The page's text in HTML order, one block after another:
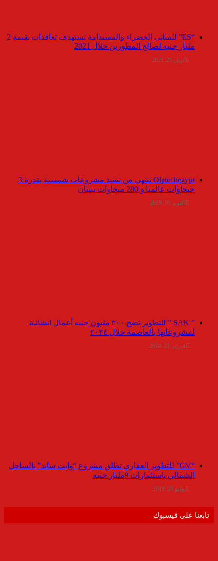
“ES” للمبانى الخضراء والمستدامة تستهدف تعاقدات بقيمة 2
مليار جنيه لصالح المطورين خلال 2021
أبريل 21, 2021
Olptechegypt تنتهي من تنفيذ مشروعات شمسية بقدرة 3
جيجاوات عالميا و 280 ميجاوات ببنبان
أكتوبر 16, 2019
” SAK ” للتطوير تضخ ٣٠٠ مليون جنيه أعمال انشائية
لمشروعاتها بالعاصمة خلال ٢٠٢٤
فبراير 21, 2024
“GV” للتطوير العقاري تطلق مشروع “وايت ساند” بالساحل
الشمالي باستثمارات 9مليار جنيه
يوليو 28, 2019
تابعنا على فيسبوك